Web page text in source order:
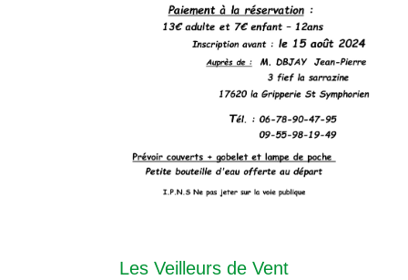
Les Veilleurs de Vent